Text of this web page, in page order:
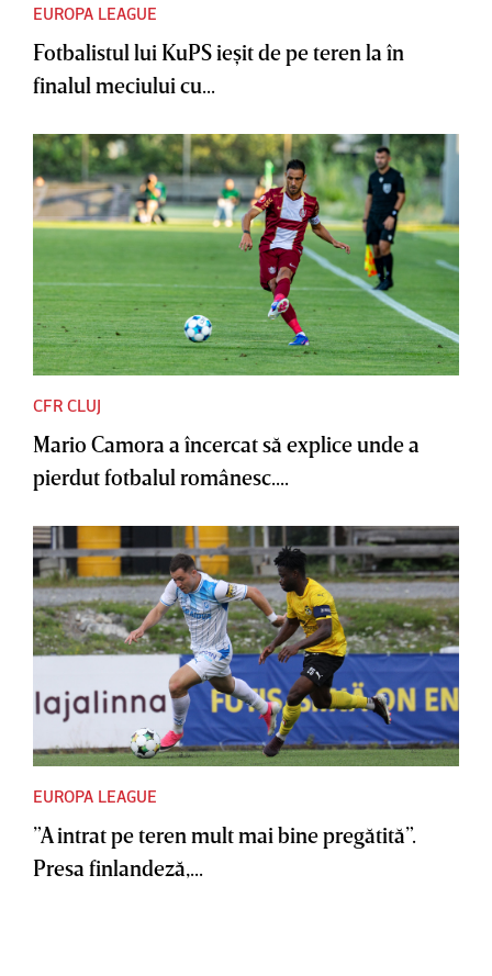
EUROPA LEAGUE
Fotbalistul lui KuPS ieşit de pe teren la în
finalul meciului cu...
CFR CLUJ
Mario Camora a încercat să explice unde a
pierdut fotbalul românesc....
EUROPA LEAGUE
”A intrat pe teren mult mai bine pregătită”.
Presa finlandeză,...